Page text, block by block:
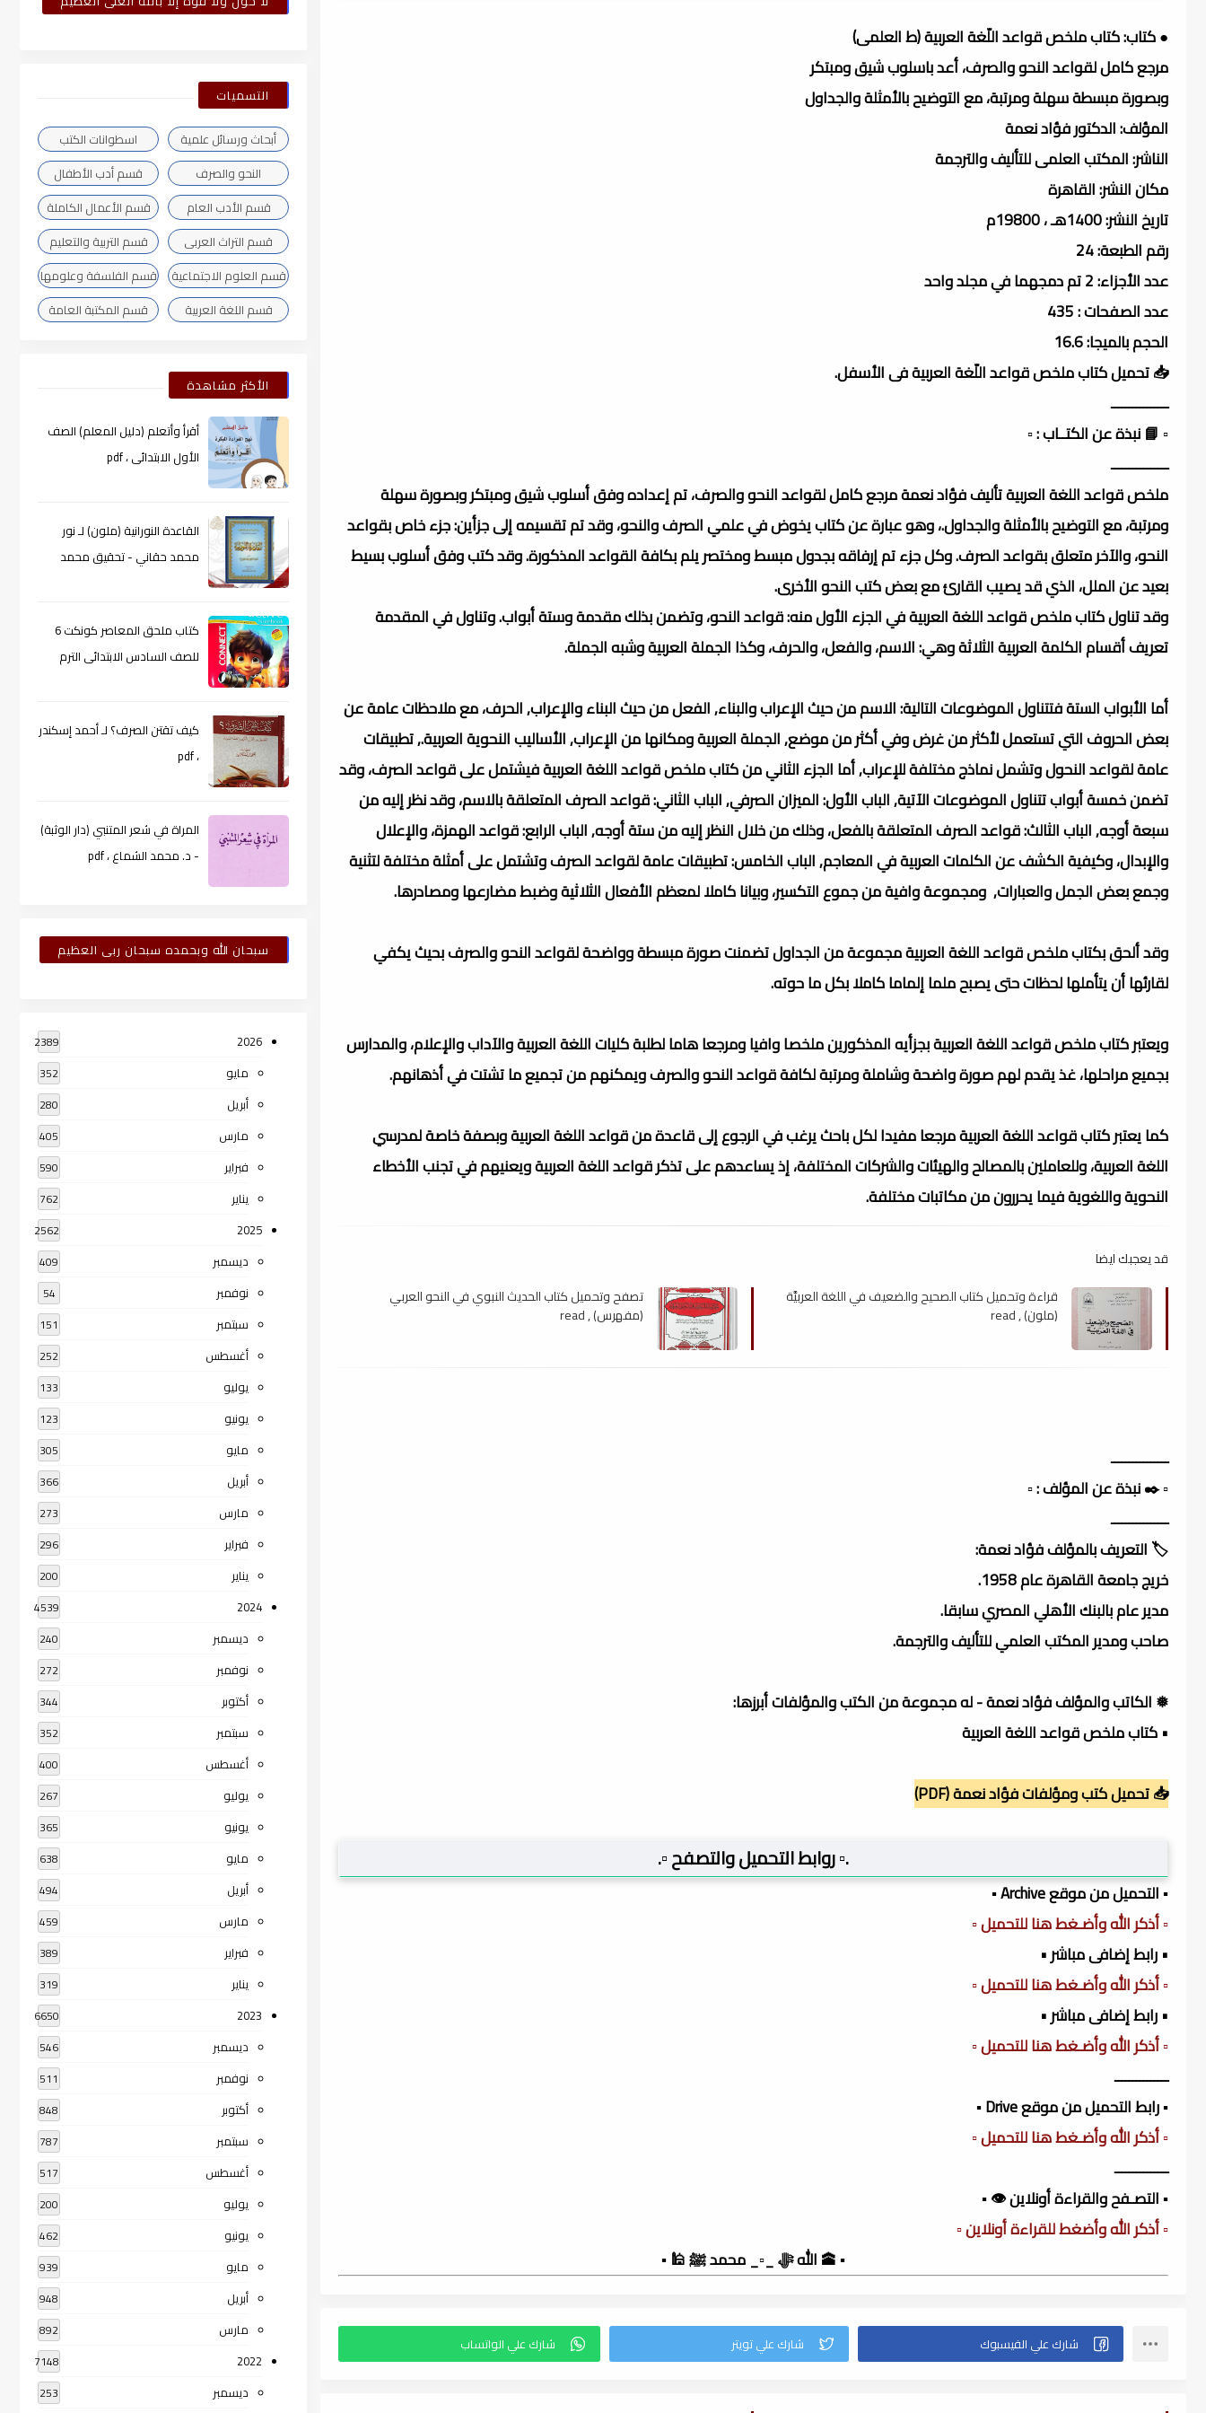
● كتاب: كتاب ملخص قواعد اللّغة العربية (ط العلمى)
مرجع كامل لقواعد النحو والصرف، أعد باسلوب شيق ومبتكر
وبصورة مبسطة سهلة ومرتبة، مع التوضيح بالأمثلة والجداول
المؤلف: الدكتور فؤاد نعمة
الناشر: المكتب العلمى للتأليف والترجمة
مكان النشر: القاهرة
تاريخ النشر: 1400هـ ، 19800م
رقم الطبعة: 24
عدد الأجزاء: 2 تم دمجهما في مجلد واحد
عدد الصفحات : 435
الحجم بالميجا: 16.6
📥 تحميل كتاب ملخص قواعد اللّغة العربية فى الأسفل.
ــــــــــــــــ
▫️ 📘 نبذة عن الكتــاب : ▫️
ــــــــــــــــ
ملخص قواعد اللغة العربية تأليف فؤاد نعمة مرجع كامل لقواعد النحو والصرف، تم إعداده وفق أسلوب شيق ومبتكر وبصورة سهلة
ومرتبة، مع التوضيح بالأمثلة والجداول.، وهو عبارة عن كتاب يخوض في علمي الصرف والنحو، وقد تم تقسيمه إلى جزأين: جزء خاص بقواعد
النحو، والآخر متعلق بقواعد الصرف. وكل جزء تم إرفاقه بجدول مبسط ومختصر يلم بكافة القواعد المذكورة. وقد كتب وفق أسلوب بسيط
بعيد عن الملل، الذي قد يصيب القارئ مع بعض كتب النحو الأخرى.
وقد تناول كتاب ملخص قواعد اللغة العربية في الجزء الأول منه: قواعد النحو، وتضمن بذلك مقدمة وستة أبواب. وتناول في المقدمة
تعريف أقسام الكلمة العربية الثلاثة وهي: الاسم، والفعل، والحرف، وكذا الجملة العربية وشبه الجملة.
أما الأبواب الستة فتتناول الموضوعات التالية: الاسم من حيث الإعراب والبناء, الفعل من حيث البناء والإعراب, الحرف، مع ملاحظات عامة عن
بعض الحروف التي تستعمل لأكثر من غرض وفي أكثر من موضع, الجملة العربية ومكانها من الإعراب, الأساليب النحوية العربية., تطبيقات
عامة لقواعد النحول وتشمل نماذج مختلفة للإعراب, أما الجزء الثاني من كتاب ملخص قواعد اللغة العربية فيشتمل على قواعد الصرف، وقد
تضمن خمسة أبواب تتناول الموضوعات الآتية, الباب الأول: الميزان الصرفي, الباب الثاني: قواعد الصرف المتعلقة بالاسم، وقد نظر إليه من
سبعة أوجه, الباب الثالث: قواعد الصرف المتعلقة بالفعل، وذلك من خلال النظر إليه من ستة أوجه, الباب الرابع: قواعد الهمزة، والإعلال
والإبدال، وكيفية الكشف عن الكلمات العربية في المعاجم, الباب الخامس: تطبيقات عامة لقواعد الصرف وتشتمل على أمثلة مختلفة لتثنية
وجمع بعض الجمل والعبارات, ومجموعة وافية من جموع التكسير، وبيانا كاملا لمعظم الأفعال الثلاثية وضبط مضارعها ومصادرها.
وقد ألحق بكتاب ملخص قواعد اللغة العربية مجموعة من الجداول تضمنت صورة مبسطة وواضحة لقواعد النحو والصرف بحيث يكفي
لقارئها أن يتأملها لحظات حتى يصبح ملما إلماما كاملا بكل ما حوته.
ويعتبر كتاب ملخص قواعد اللغة العربية بجزأيه المذكورين ملخصا وافيا ومرجعا هاما لطلبة كليات اللغة العربية والآداب والإعلام، والمدارس
بجميع مراحلها، غذ يقدم لهم صورة واضحة وشاملة ومرتبة لكافة قواعد النحو والصرف ويمكنهم من تجميع ما تشتت في أذهانهم.
كما يعتبر كتاب قواعد اللغة العربية مرجعا مفيدا لكل باحث يرغب في الرجوع إلى قاعدة من قواعد اللغة العربية وبصفة خاصة لمدرسي
اللغة العربية، وللعاملين بالمصالح والهيئات والشركات المختلفة، إذ يساعدهم على تذكر قواعد اللغة العربية ويعنيهم في تجنب الأخطاء
النحوية واللغوية فيما يحررون من مكاتبات مختلفة.
قد يعجبك ايضا
قراءة وتحميل كتاب الصحيح والضعيف في اللغة العربيَّة
(ملون) , read
تصفح وتحميل كتاب الحديث النبوي في النحو العربي
(مفهرس) , read
ــــــــــــــــ
▫️ ✒️ نبذة عن المؤلف : ▫️
ــــــــــــــــ
🏷️ التعريف بالمؤلف فؤاد نعمة:
خريج جامعة القاهرة عام 1958.
مدير عام بالبنك الأهلي المصري سابقا.
صاحب ومدير المكتب العلمي للتأليف والترجمة.
❅ الكاتب والمؤلف فؤاد نعمة - له مجموعة من الكتب والمؤلفات أبرزها:
• كتاب ملخص قواعد اللغة العربية
📥 تحميل كتب ومؤلفات فؤاد نعمة (PDF)
.▫️ روابط التحميل والتصفح ▫️.
▪️ التحميل من موقع Archive ▪️
▫️ أذكر الله وأضـغط هنا للتحميل ▫️
• رابط إضافى مباشر •
▫️ أذكر الله وأضـغط هنا للتحميل ▫️
• رابط إضافى مباشر •
▫️ أذكر الله وأضـغط هنا للتحميل ▫️
ـــــــــــــــ
▪️ رابط التحميل من موقع Drive ▪️
▫️ أذكر الله وأضـغط هنا للتحميل ▫️
ـــــــــــــــ
▪️ التصـفح والقراءة أونلاين 👁️ ▪️
▫️ أذكر الله وأضغط للقراءة أونلاين ▫️
▪️ 🕋 الله ﷻ _▫️_ محمد ﷺ 🕌 ▪️
التسميات
أبحاث ورسائل علمية
اسطوانات الكتب
النحو والصرف
قسم أدب الأطفال
قسم الأدب العام
قسم الأعمال الكاملة
قسم التراث العربى
قسم التربية والتعليم
قسم العلوم الاجتماعية
قسم الفلسفة وعلومها
قسم اللغة العربية
قسم المكتبة العامة
الأكثر مشاهدة
أقرأ وأتعلم (دليل المعلم) الصف
الأول الابتدائى ، pdf
القاعدة النورانية (ملون) لـ نور
محمد حقاني - تحقيق محمد
كتاب ملحق المعاصر كونكت 6
للصف السادس الابتدائى الترم
كيف تقتن الصرف؟ لـ أحمد إسكندر
، pdf
المراة في شعر المتنبي (دار الوثبة)
- د. محمد الشماع ، pdf
سبحان الله وبحمده سبحان ربى العظيم
2026
2389
مايو 352
أبريل 280
مارس 405
فبراير 590
يناير 762
2025
2562
ديسمبر 409
نوفمبر 54
سبتمبر 151
أغسطس 252
يوليو 133
يونيو 123
مايو 305
أبريل 366
مارس 273
فبراير 296
يناير 200
2024
4539
ديسمبر 240
نوفمبر 272
أكتوبر 344
سبتمبر 352
أغسطس 400
يوليو 267
يونيو 365
مايو 638
أبريل 494
مارس 459
فبراير 389
يناير 319
2023
6650
ديسمبر 546
نوفمبر 511
أكتوبر 848
سبتمبر 787
أغسطس 517
يوليو 200
يونيو 462
مايو 939
أبريل 948
مارس 892
2022
7148
ديسمبر 253